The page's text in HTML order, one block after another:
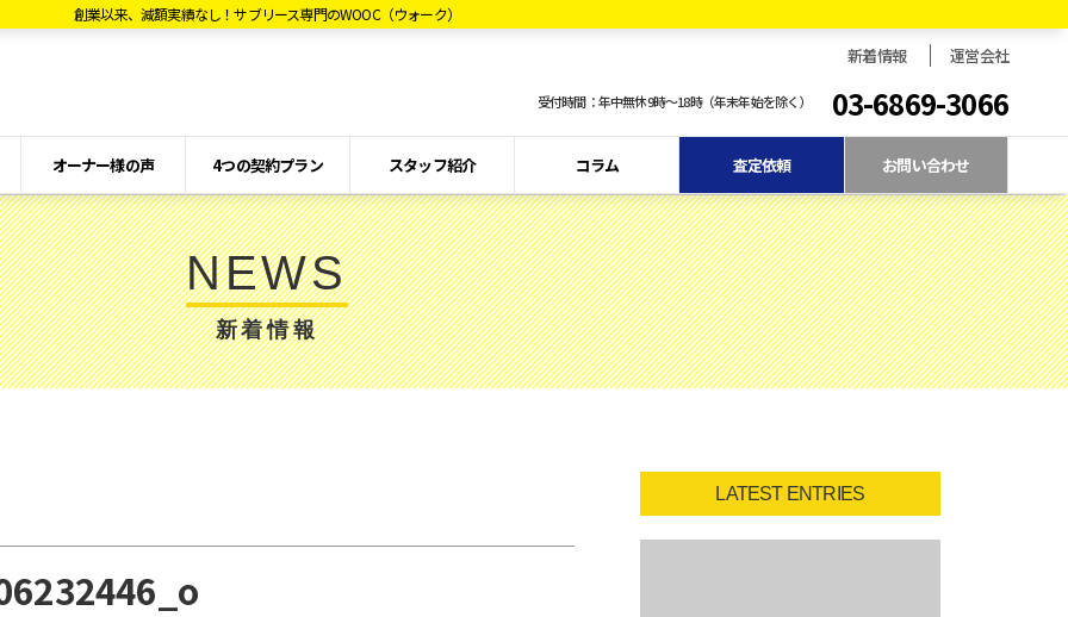
創業以来、減額実績なし！サブリース専門のWOOC（ウォーク）
新着情報 運営会社
受付時間：年中無休9時〜18時（年末年始を除く） 03-6869-3066
オーナー様の声 4つの契約プラン スタッフ紹介 コラム 査定依頼 お問い合わせ
NEWS
新着情報
LATEST ENTRIES